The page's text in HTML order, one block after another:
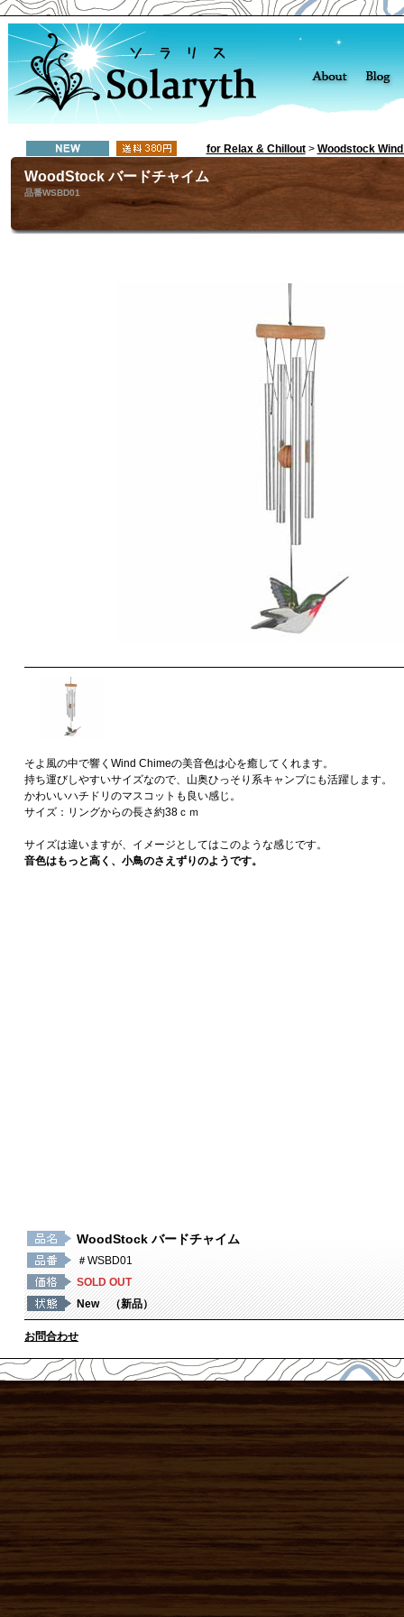
for Relax & Chillout> Woodstock
WoodStock バードチャイム
品番WSBD01
そよ風の中で響くWind Chimeの美音色は心を癒してくれます。
持ち運びしやすいサイズなので、山奥ひっそり系キャンプにも活躍します。
かわいいハチドリのマスコットも良い感じ。
サイズ：リングからの長さ約38ｃｍ
サイズは違いますが、イメージとしてはこのような感じです。
音色はもっと高く、小鳥のさえずりのようです。
WoodStock バードチャイム
＃WSBD01
SOLD OUT
New （新品）
お問合わせ